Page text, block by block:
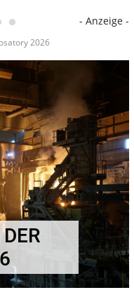
- Anzeige -
2026